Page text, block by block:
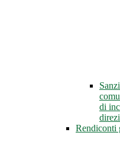
di
Rendiconti